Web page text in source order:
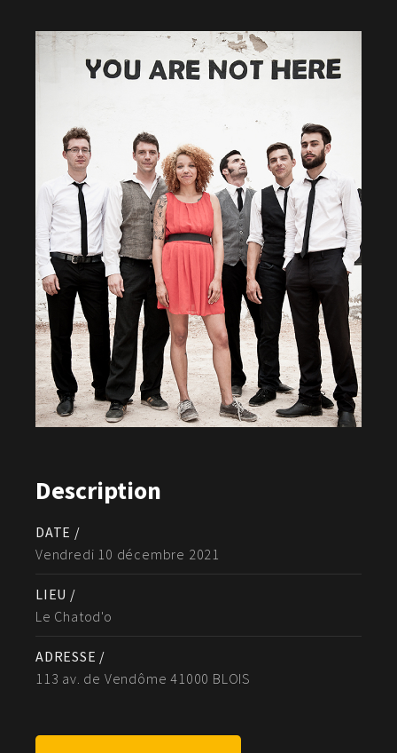
Description
DATE /
Vendredi 10 décembre 2021
LIEU /
Le Chatod'o
ADRESSE /
113 av. de Vendôme 41000 BLOIS